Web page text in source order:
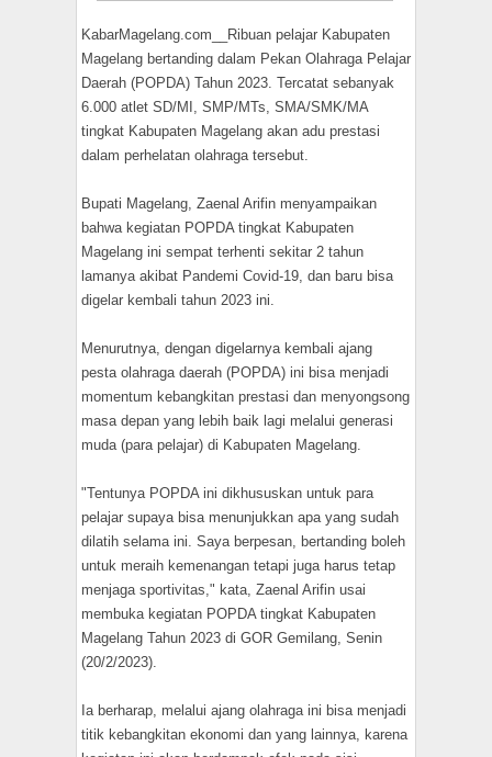
KabarMagelang.com__Ribuan pelajar Kabupaten
Magelang bertanding dalam Pekan Olahraga Pelajar
Daerah (POPDA) Tahun 2023. Tercatat sebanyak
6.000 atlet SD/MI, SMP/MTs, SMA/SMK/MA
tingkat Kabupaten Magelang akan adu prestasi
dalam perhelatan olahraga tersebut.
Bupati Magelang, Zaenal Arifin menyampaikan
bahwa kegiatan POPDA tingkat Kabupaten
Magelang ini sempat terhenti sekitar 2 tahun
lamanya akibat Pandemi Covid-19, dan baru bisa
digelar kembali tahun 2023 ini.
Menurutnya, dengan digelarnya kembali ajang
pesta olahraga daerah (POPDA) ini bisa menjadi
momentum kebangkitan prestasi dan menyongsong
masa depan yang lebih baik lagi melalui generasi
muda (para pelajar) di Kabupaten Magelang.
"Tentunya POPDA ini dikhususkan untuk para
pelajar supaya bisa menunjukkan apa yang sudah
dilatih selama ini. Saya berpesan, bertanding boleh
untuk meraih kemenangan tetapi juga harus tetap
menjaga sportivitas," kata, Zaenal Arifin usai
membuka kegiatan POPDA tingkat Kabupaten
Magelang Tahun 2023 di GOR Gemilang, Senin
(20/2/2023).
Ia berharap, melalui ajang olahraga ini bisa menjadi
titik kebangkitan ekonomi dan yang lainnya, karena